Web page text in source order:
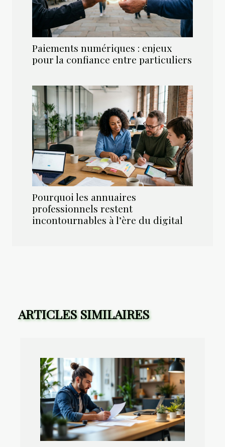
Paiements numériques : enjeux
pour la confiance entre particuliers
Pourquoi les annuaires
professionnels restent
incontournables à l’ère du digital
ARTICLES SIMILAIRES